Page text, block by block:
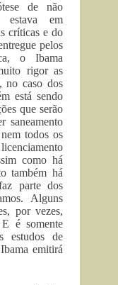
de não
estava em
críticas e do
pelos
o Ibama
rigor as
no caso dos
está sendo
que serão
saneamento
todos os
como há
também há
parte dos
Alguns
por vezes,
é somente
estudos de
emitirá